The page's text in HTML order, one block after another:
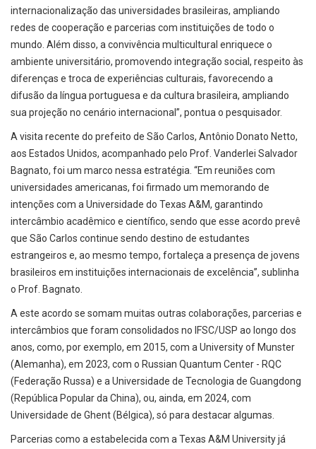
internacionalização das universidades brasileiras, ampliando
redes de cooperação e parcerias com instituições de todo o
mundo. Além disso, a convivência multicultural enriquece o
ambiente universitário, promovendo integração social, respeito às
diferenças e troca de experiências culturais, favorecendo a
difusão da língua portuguesa e da cultura brasileira, ampliando
sua projeção no cenário internacional”, pontua o pesquisador.
A visita recente do prefeito de São Carlos, Antônio Donato Netto,
aos Estados Unidos, acompanhado pelo Prof. Vanderlei Salvador
Bagnato, foi um marco nessa estratégia. “Em reuniões com
universidades americanas, foi firmado um memorando de
intenções com a Universidade do Texas A&M, garantindo
intercâmbio acadêmico e científico, sendo que esse acordo prevê
que São Carlos continue sendo destino de estudantes
estrangeiros e, ao mesmo tempo, fortaleça a presença de jovens
brasileiros em instituições internacionais de excelência”, sublinha
o Prof. Bagnato.
A este acordo se somam muitas outras colaborações, parcerias e
intercâmbios que foram consolidados no IFSC/USP ao longo dos
anos, como, por exemplo, em 2015, com a University of Munster
(Alemanha), em 2023, com o Russian Quantum Center - RQC
(Federação Russa) e a Universidade de Tecnologia de Guangdong
(República Popular da China), ou, ainda, em 2024, com
Universidade de Ghent (Bélgica), só para destacar algumas.
Parcerias como a estabelecida com a Texas A&M University já